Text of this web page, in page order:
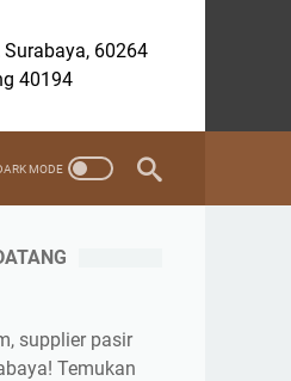
60264
40194
supplier pasir
Temukan